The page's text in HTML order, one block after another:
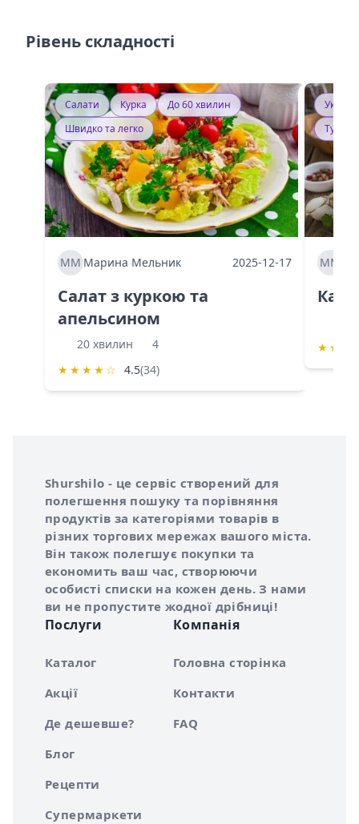
Рівень складності
Салати Курка
До 60 хвилин
Швидко та легко
ММ Марина Мельник 2025-12-17
Салат з куркою та
апельсином
20 хвилин
4
★ ★ ★ ★ ☆ 4.5(34)
ММ
★ ★
Про сервіс Shurshilo
Shurshilo - це сервіс створений для
полегшення пошуку та порівняння
продуктів за категоріями товарів в
різних торгових мережах вашого міста.
Він також полегшує покупки та
економить ваш час, створюючи
особисті списки на кожен день. З нами
ви не пропустите жодної дрібниці!
Послуги
Каталог
Акції
Де дешевше?
Блог
Рецепти
Супермаркети
Компанія
Головна сторінка
Контакти
FAQ